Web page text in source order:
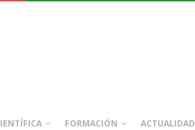
FORMACIÓN ACTUALIDAD